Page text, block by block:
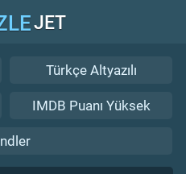
JET
Türkçe Altyazılı
IMDB Puanı Yüksek